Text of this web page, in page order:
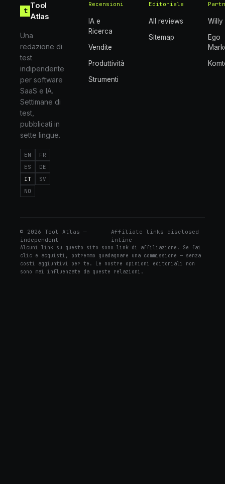
t
Tool
Atlas
Una
redazione di
test
indipendente
per software
SaaS e IA.
Settimane di
test,
pubblicati in
sette lingue.
EN
FR
ES
DE
IT
SV
NO
Recensioni
IA e
Ricerca
Vendite
Produttività
Strumenti
Editoriale
All reviews
Sitemap
Willy
Ego
© 2026 Tool Atlas —
independent
Affiliate links disclosed
inline
Alcuni link su questo sito sono link di affiliazione. Se fai
clic e acquisti, potremmo guadagnare una commissione — senza
costi aggiuntivi per te. Le nostre opinioni editoriali non
sono mai influenzate da queste relazioni.